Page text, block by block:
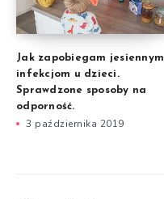
Jak zapobiegam jesiennym
infekcjom u dzieci.
Sprawdzone sposoby na
odporność.
3 października 2019